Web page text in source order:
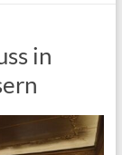
in